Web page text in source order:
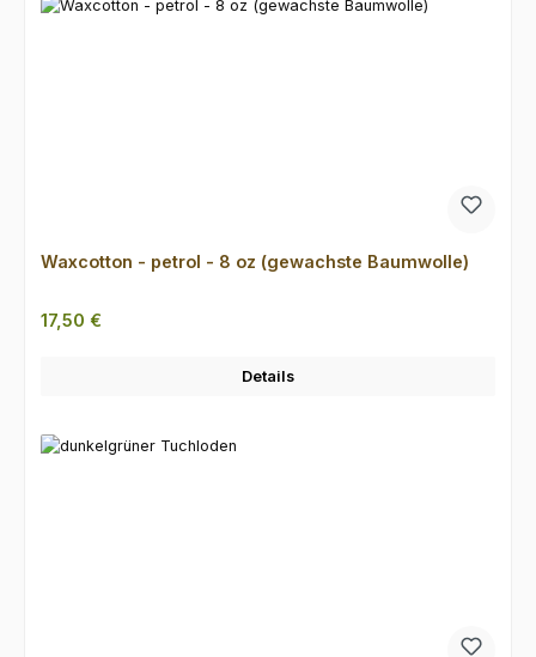
Waxcotton - petrol - 8 oz (gewachste Baumwolle)
Regulärer Preis:
17,50 €
Details